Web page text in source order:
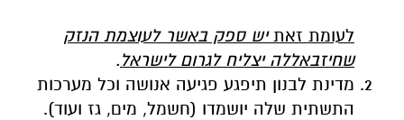
לעומת זאתיש ספק באשר לעוצמת הנזק
שחיזבאללה יצליח לגרום לישראל.
מדינת לבנון תיפגע פגיעה אנושה וכל מערכות
התשתית שלה יושמדו (חשמל, מים, גז ועוד).